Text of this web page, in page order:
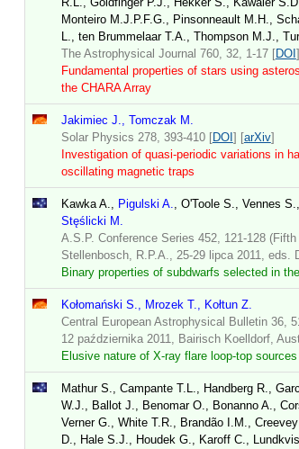
Monteiro M.J.P.F.G., Pinsonneault M.H.,
L., ten Brummelaar T.A., Thompson M.J.,
The Astrophysical Journal 760, 32, 1-17 [DOI
Fundamental properties of stars using
the CHARA Array
Jakimiec J., Tomczak M.
Solar Physics 278, 393-410 [DOI ] [arXiv]
Investigation of quasi-periodic variations in
oscillating magnetic traps
Kawka A., Pigulski A., O'Toole S., Vennes
Stęślicki M.
A.S.P. Conference Series 452, 121-128
Stellenbosch, R.P.A., 25-29 lipca 2011, eds.
Binary properties of subdwarfs selected in
Kołomański S., Mrozek T., Kołtun Z.
Central European Astrophysical Bulletin 36,
12 października 2011, Bairisch Koelldorf,
Elusive nature of X-ray flare loop-top sources
Mathur S., Campante T.L., Handberg R.,
W.J., Ballot J., Benomar O., Bonanno A.,
Verner G., White T.R., Brandão I.M.,
D., Hale S.J., Houdek G., Karoff C.,